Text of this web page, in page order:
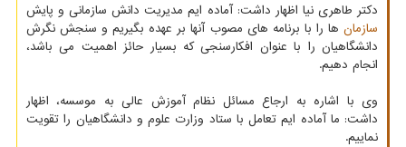
دکتر طاهری نیا اظهار داشت: آماده ایم مدیریت دانش سازمانی و پایش
سازمان ها را با برنامه های مصوب آنها بر عهده بگیریم و سنجش نگرش
دانشگاهیان را با عنوان افکارسنجی که بسیار حائز اهمیت می باشد،
انجام دهیم.
وی با اشاره به ارجاع مسائل نظام آموزش عالی به موسسه، اظهار
داشت: ما آماده ایم تعامل با ستاد وزارت علوم و دانشگاهیان را تقویت
نماییم.